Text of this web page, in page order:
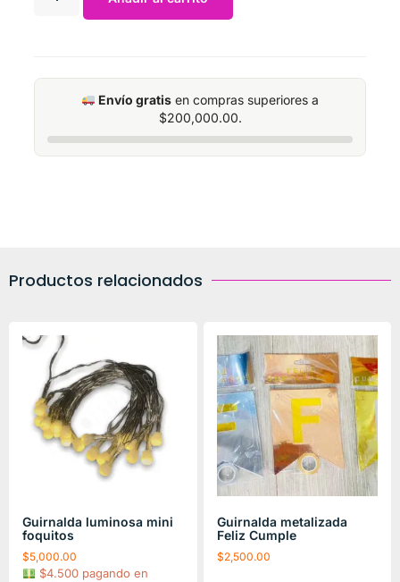
Envío gratis en compras superiores a
$200,000.00.
Productos relacionados
Guirnalda luminosa mini
foquitos
$5,000.00
$4.500 pagando en
Guirnalda metalizada
Feliz Cumple
$2,500.00